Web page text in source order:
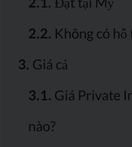
2.2. Không có
3. Giá cả
3.1. Giá Private
nào?